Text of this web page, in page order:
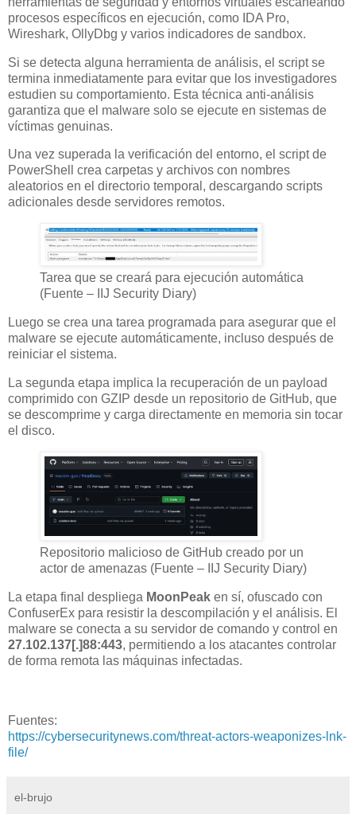
procesos específicos en ejecución, como IDA Pro,
Wireshark, OllyDbg y varios indicadores de sandbox.
Si se detecta alguna herramienta de análisis, el script se
termina inmediatamente para evitar que los investigadores
estudien su comportamiento. Esta técnica anti-análisis
garantiza que el malware solo se ejecute en sistemas de
víctimas genuinas.
Una vez superada la verificación del entorno, el script de
PowerShell crea carpetas y archivos con nombres
aleatorios en el directorio temporal, descargando scripts
adicionales desde servidores remotos.
Tarea que se creará para ejecución automática
(Fuente – IIJ Security Diary)
Luego se crea una tarea programada para asegurar que el
malware se ejecute automáticamente, incluso después de
reiniciar el sistema.
La segunda etapa implica la recuperación de un payload
comprimido con GZIP desde un repositorio de GitHub, que
se descomprime y carga directamente en memoria sin tocar
el disco.
Repositorio malicioso de GitHub creado por un
actor de amenazas (Fuente – IIJ Security Diary)
La etapa final despliega MoonPeak en sí, ofuscado con
ConfuserEx para resistir la descompilación y el análisis. El
malware se conecta a su servidor de comando y control en
27.102.137[.]88:443, permitiendo a los atacantes controlar
de forma remota las máquinas infectadas.
Fuentes:
https://cybersecuritynews.com/threat-actors-weaponizes-lnk-
file/
el-brujo